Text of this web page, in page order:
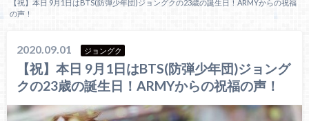
【祝】本日 9月1日はBTS(防弾少年団)ジョングクの23歳の誕生日！ARMYからの祝福
の声！
2020.09.01 ジョングク
【祝】本日 9月1日はBTS(防弾少年団)ジョング
クの23歳の誕生日！ARMYからの祝福の声！